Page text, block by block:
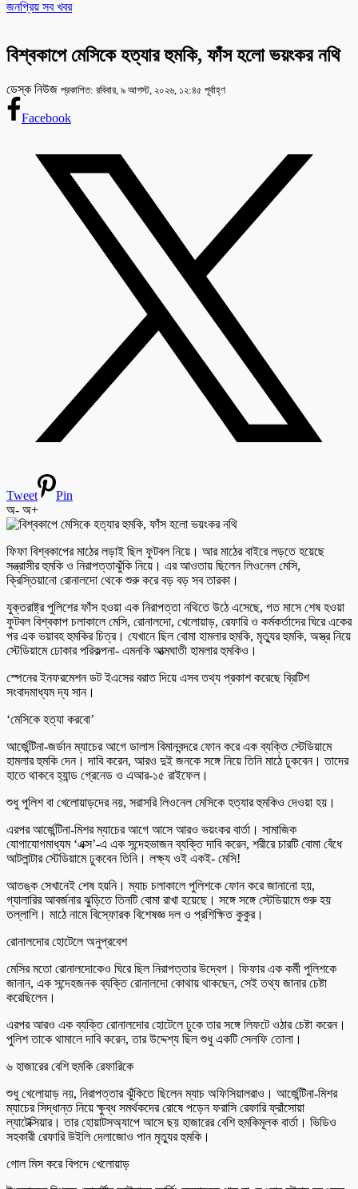
জনপ্রিয় সব খবর
বিশ্বকাপে মেসিকে হত্যার হুমকি, ফাঁস হলো ভয়ংকর নথি
ডেস্ক নিউজ প্রকাশিত: রবিবার, ৯ আগস্ট, ২০২৬, ১২:৪৫ পূর্বাহ্ণ
Facebook
Tweet
Pin
অ- অ+
ফিফা বিশ্বকাপের মাঠের লড়াই ছিল ফুটবল নিয়ে। আর মাঠের বাইরে লড়তে হয়েছে
সন্ত্রাসীর হুমকি ও নিরাপত্তাঝুঁকি নিয়ে। এর আওতায় ছিলেন লিওনেল মেসি,
ক্রিস্তিয়ানো রোনালদো থেকে শুরু করে বড় বড় সব তারকা।
যুক্তরাষ্ট্র পুলিশের ফাঁস হওয়া এক নিরাপত্তা নথিতে উঠে এসেছে, গত মাসে শেষ হওয়া
ফুটবল বিশ্বকাপ চলাকালে মেসি, রোনালদো, খেলোয়াড়, রেফারি ও কর্মকর্তাদের ঘিরে একের
পর এক ভয়াবহ হুমকির চিত্র। যেখানে ছিল বোমা হামলার হুমকি, মৃত্যুর হুমকি, অস্ত্র নিয়ে
স্টেডিয়ামে ঢোকার পরিকল্পনা- এমনকি আত্মঘাতী হামলার হুমকিও।
স্পেনের ইনফরমেশন ডট ইএসের বরাত দিয়ে এসব তথ্য প্রকাশ করেছে ব্রিটিশ
সংবাদমাধ্যম দ্য সান।
‘মেসিকে হত্যা করবো’
আর্জেন্টিনা-জর্ডান ম্যাচের আগে ডালাস বিমানবন্দরে ফোন করে এক ব্যক্তি স্টেডিয়ামে
হামলার হুমকি দেন। দাবি করেন, আরও দুই জনকে সঙ্গে নিয়ে তিনি মাঠে ঢুকবেন। তাদের
হাতে থাকবে হ্যান্ড গ্রেনেড ও এআর-১৫ রাইফেল।
শুধু পুলিশ বা খেলোয়াড়দের নয়, সরাসরি লিওনেল মেসিকে হত্যার হুমকিও দেওয়া হয়।
এরপর আর্জেন্টিনা-মিশর ম্যাচের আগে আসে আরও ভয়ংকর বার্তা। সামাজিক
যোগাযোগমাধ্যম ‘এক্স’-এ এক সন্দেহভাজন ব্যক্তি দাবি করেন, শরীরে চারটি বোমা বেঁধে
আটলান্টার স্টেডিয়ামে ঢুকবেন তিনি। লক্ষ্য ওই একই- মেসি!
আতঙ্ক সেখানেই শেষ হয়নি। ম্যাচ চলাকালে পুলিশকে ফোন করে জানানো হয়,
গ্যালারির আবর্জনার ঝুড়িতে তিনটি বোমা রাখা হয়েছে। সঙ্গে সঙ্গে স্টেডিয়ামে শুরু হয়
তল্লাশি। মাঠে নামে বিস্ফোরক বিশেষজ্ঞ দল ও প্রশিক্ষিত কুকুর।
রোনালদোর হোটেলে অনুপ্রবেশ
মেসির মতো রোনালদোকেও ঘিরে ছিল নিরাপত্তার উদ্বেগ। ফিফার এক কর্মী পুলিশকে
জানান, এক সন্দেহজনক ব্যক্তি রোনালদো কোথায় থাকছেন, সেই তথ্য জানার চেষ্টা
করেছিলেন।
এরপর আরও এক ব্যক্তি রোনালদোর হোটেলে ঢুকে তার সঙ্গে লিফটে ওঠার চেষ্টা করেন।
পুলিশ তাকে থামালে দাবি করেন, তার উদ্দেশ্য ছিল শুধু একটি সেলফি তোলা।
৬ হাজারের বেশি হুমকি রেফারিকে
শুধু খেলোয়াড় নয়, নিরাপত্তার ঝুঁকিতে ছিলেন ম্যাচ অফিসিয়ালরাও। আর্জেন্টিনা-মিশর
ম্যাচের সিদ্ধান্ত নিয়ে ক্ষুব্ধ সমর্থকদের রোষে পড়েন ফরাসি রেফারি ফ্রাঁসোয়া
ল্যাটেক্সিয়ার। তার হোয়াটসঅ্যাপে আসে ছয় হাজারের বেশি হুমকিমূলক বার্তা। ভিডিও
সহকারী রেফারি উইলি দেলাজোও পান মৃত্যুর হুমকি।
গোল মিস করে বিপদে খেলোয়াড়